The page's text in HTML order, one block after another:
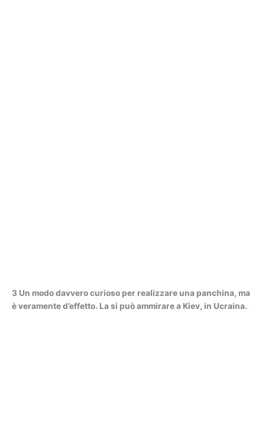
3 Un modo davvero curioso per realizzare una panchina, ma
è veramente d’effetto. La si può ammirare a Kiev, in Ucraina.